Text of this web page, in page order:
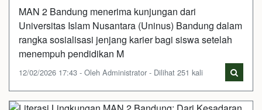
MAN 2 Bandung menerima kunjungan dari
Universitas Islam Nusantara (Uninus) Bandung dalam
rangka sosialisasi jenjang karier bagi siswa setelah
menempuh pendidikan M
12/02/2026 17:43 - Oleh Administrator - Dilihat 251 kali